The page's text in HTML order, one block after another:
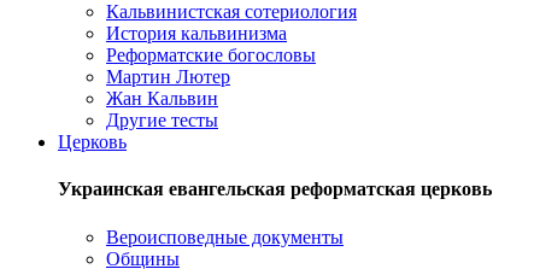
Кальвинистская сотериология
История кальвинизма
Реформатские богословы
Мартин Лютер
Жан Кальвин
Другие тесты
Церковь
Украинская евангельская реформатская церковь
Вероисповедные документы
Общины